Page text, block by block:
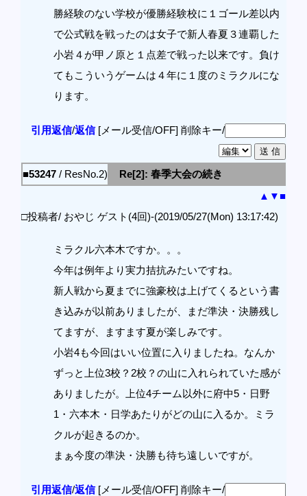
勝経験のない学校が優勝経験校に１ゴール差以内
で公式戦を戦ったのは女子で新人春夏３連覇した
小岩４が甲ノ原と１点差で戦った以来です。負け
てもこういうゲームは４年に１度のミラクルにな
ります。
引用返信/返信[メール受信/OFF] 削除キー/
■53247 / ResNo.2)
Re[2]: 春季大会の続き
▲ ▼■
□投稿者/ おやじ ゲスト(4回)-(2019/05/27(Mon) 13:17:42)
ミラクル六本木ですか。。。
今年は例年より実力拮抗みたいですね。
新人戦から夏までに強豪校は上げてくるという書
き込みが以前ありましたが、まだ準決・決勝残し
てますが、ますます夏が楽しみです。
小岩4も今回はいい位置に入りましたね。なんか
ずっと上位3校？2校？の山に入れられていた感が
ありましたが。上位4チーム以外に府中5・日野
1・六本木・日学あたりがどの山に入るか。ミラ
クルが起きるのか。
まぁ今度の準決・決勝も待ち遠しいですが。
引用返信/返信[メール受信/OFF] 削除キー/